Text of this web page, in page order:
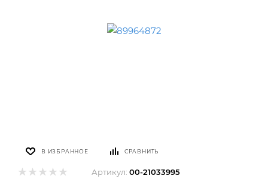
В ИЗБРАННОЕ СРАВНИТЬ
Артикул: 00-21033995